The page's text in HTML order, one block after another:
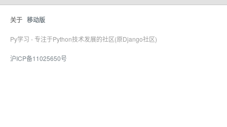
关于 移动版
Py学习 - 专注于Python技术发展的社区(原Django社区)
沪ICP备11025650号